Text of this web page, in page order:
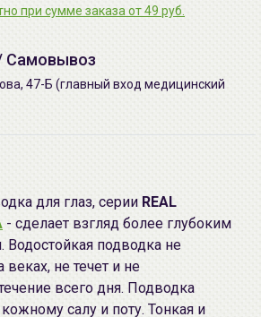
при сумме заказа от 49 руб.
Самовывоз
47-Б (главный вход медицинский
для глаз, серии REAL
- сделает взгляд более глубоким
подводка не
веках, не течет и не
всего дня. Подводка
салу и поту. Тонкая и